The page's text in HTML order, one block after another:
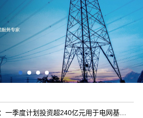
一季度计划投资超240亿元用于电网基础
工程获核准，计划2028年投运！
十五五”首个特高压交流工程开工
月份固定资产投资同比增长超35%
一季度计划投资超240亿元用于电网基础
工程获核准，计划2028年投运！